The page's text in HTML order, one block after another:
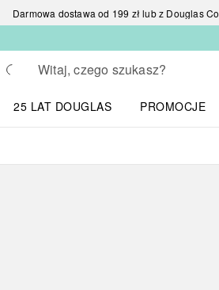
Darmowa dostawa od 199 zł lub z Douglas
Wracać
Wykonaj wyszukiwanie
25 LAT DOUGLAS
PROMOCJE